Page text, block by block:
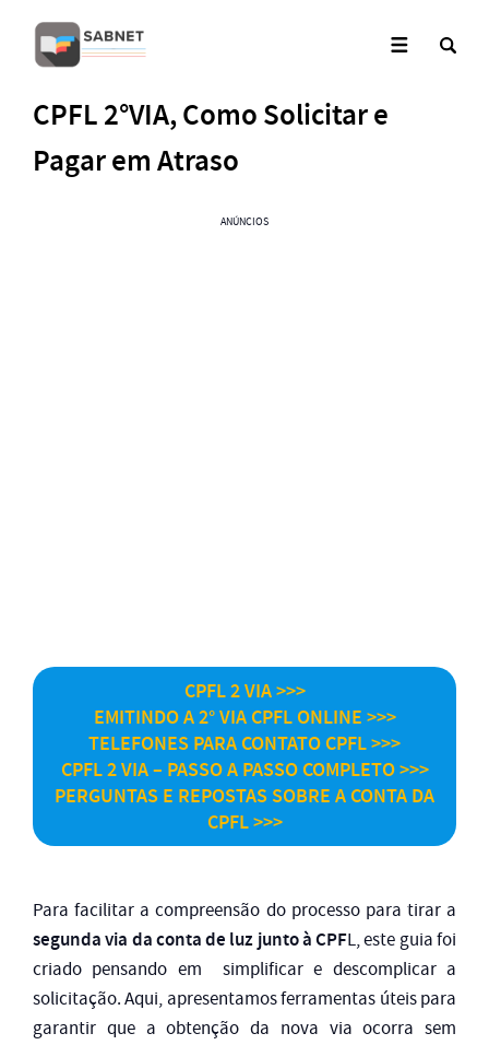
CPFL 2°VIA, Como Solicitar e
Pagar em Atraso
ANÚNCIOS
CPFL 2 VIA >>>
EMITINDO A 2° VIA CPFL ONLINE >>>
TELEFONES PARA CONTATO CPFL >>>
CPFL 2 VIA – PASSO A PASSO COMPLETO >>>
PERGUNTAS E REPOSTAS SOBRE A CONTA DA
CPFL >>>
Para facilitar a compreensão do processo para tirar a
segunda via da conta de luz junto à CPFL, este guia foi
criado pensando em simplificar e descomplicar a
solicitação. Aqui, apresentamos ferramentas úteis para
garantir que a obtenção da nova via ocorra sem